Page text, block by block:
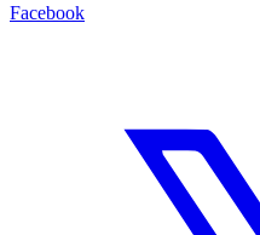
Facebook